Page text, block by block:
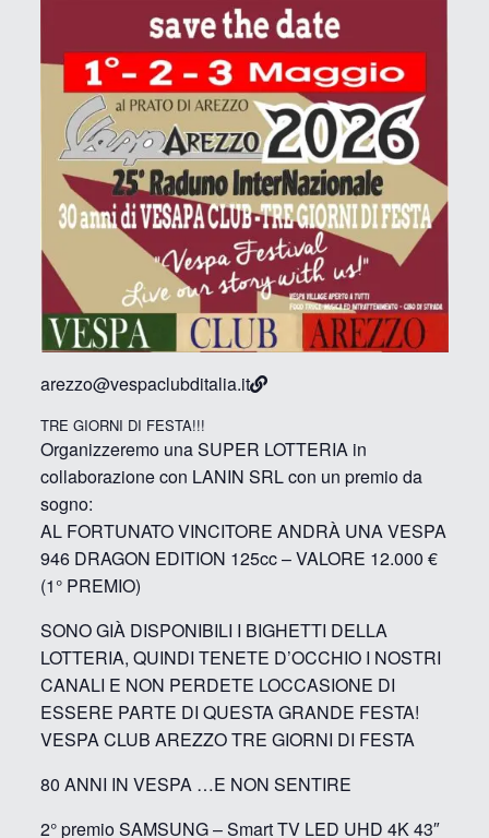
arezzo@vespaclubditalia.it
TRE GIORNI DI FESTA!!!
Organizzeremo una SUPER LOTTERIA in
collaborazione con LANIN SRL con un premio da
sogno:
AL FORTUNATO VINCITORE ANDRÀ UNA VESPA
946 DRAGON EDITION 125cc – VALORE 12.000 €
(1° PREMIO)
SONO GIÀ DISPONIBILI I BIGHETTI DELLA
LOTTERIA, QUINDI TENETE D’OCCHIO I NOSTRI
CANALI E NON PERDETE LOCCASIONE DI
ESSERE PARTE DI QUESTA GRANDE FESTA!
VESPA CLUB AREZZO TRE GIORNI DI FESTA
80 ANNI IN VESPA …E NON SENTIRE
2° premio SAMSUNG – Smart TV LED UHD 4K 43″